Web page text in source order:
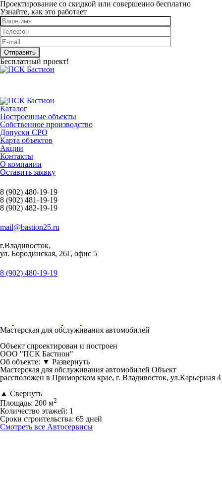
Проектирование со скидкой или совершенно бесплатно
Узнайте, как это работает
это поле пустым.
Бесплатный проект!
Каталог
Построенные объекты
Собственное производство
Допуски СРО
Карта объектов
Акции
Контакты
О компании
Оставить заявку
8 (902) 480-19-19
8 (902) 481-19-19
8 (902) 482-19-19
mail@bastion25.ru
г.Владивосток,
ул. Бородинская, 26Г, офис 5
8 (902) 480-19-19
Мастерская для обслуживания автомобилей
Объект спроектирован и построен
ООО "ПСК Бастион"
Об объекте: ▼ Развернуть
Мастерская для обслуживания автомобилей Объект
рассположен в Приморском крае, г. Владивосток, ул.Карьерная 4
▲ Свернуть
Площадь: 200 м2
Количество этажей: 1
Сроки строительства: 65 дней
Смотреть все Автосервисы